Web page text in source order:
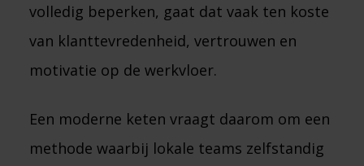
volledig beperken, gaat dat vaak ten koste
van klanttevredenheid, vertrouwen en
motivatie op de werkvloer.
Een moderne keten vraagt daarom om een
methode waarbij lokale teams zelfstandig